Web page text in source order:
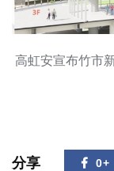
高虹安宣布竹市
分享 0+